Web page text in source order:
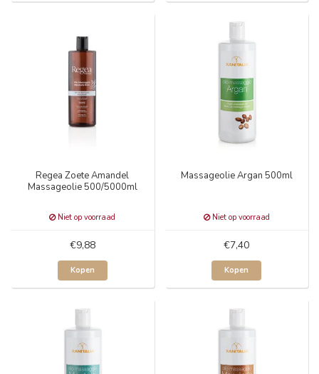
Regea Zoete Amandel
Massageolie 500/5000ml
Niet op voorraad
€9,88
Kopen
Massageolie Argan 500ml
Niet op voorraad
€7,40
Kopen